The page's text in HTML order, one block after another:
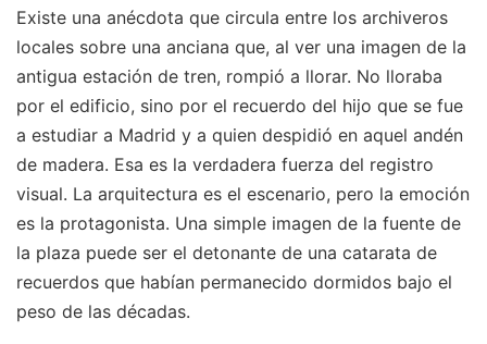
Existe una anécdota que circula entre los archiveros
locales sobre una anciana que, al ver una imagen de la
antigua estación de tren, rompió a llorar. No lloraba
por el edificio, sino por el recuerdo del hijo que se fue
a estudiar a Madrid y a quien despidió en aquel andén
de madera. Esa es la verdadera fuerza del registro
visual. La arquitectura es el escenario, pero la emoción
es la protagonista. Una simple imagen de la fuente de
la plaza puede ser el detonante de una catarata de
recuerdos que habían permanecido dormidos bajo el
peso de las décadas.